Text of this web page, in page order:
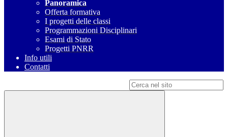
Panoramica
Offerta formativa
I progetti delle classi
Programmazioni Disciplinari
Esami di Stato
Progetti PNRR
Info utili
Contatti